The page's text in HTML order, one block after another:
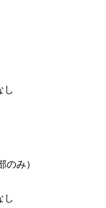
し
のみ）
し